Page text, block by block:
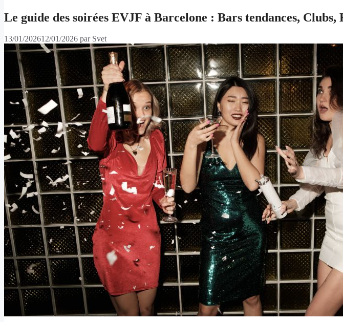
Le guide des soirées EVJF à Barcelone : Bars tendances,
13/01/202612/01/2026 par Svet